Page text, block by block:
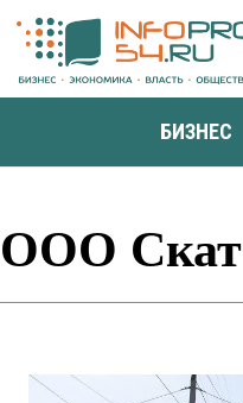
БИЗНЕС
ООО Скат